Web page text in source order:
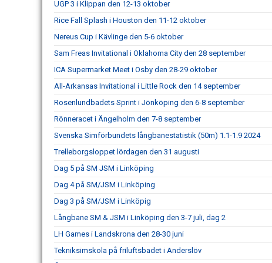
UGP 3 i Klippan den 12-13 oktober
Rice Fall Splash i Houston den 11-12 oktober
Nereus Cup i Kävlinge den 5-6 oktober
Sam Freas Invitational i Oklahoma City den 28 september
ICA Supermarket Meet i Osby den 28-29 oktober
All-Arkansas Invitational i Little Rock den 14 september
Rosenlundbadets Sprint i Jönköping den 6-8 september
Rönneracet i Ängelholm den 7-8 september
Svenska Simförbundets långbanestatistik (50m) 1.1-1.9 2024
Trelleborgsloppet lördagen den 31 augusti
Dag 5 på SM JSM i Linköping
Dag 4 på SM/JSM i Linköping
Dag 3 på SM/JSM i Linköpig
Långbane SM & JSM i Linköping den 3-7 juli, dag 2
LH Games i Landskrona den 28-30 juni
Tekniksimskola på friluftsbadet i Anderslöv